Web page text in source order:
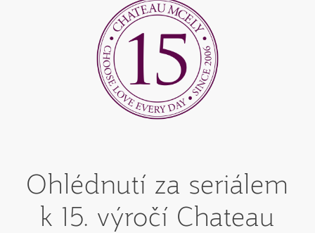
Ohlédnutí za seriálem
k 15. výročí Chateau